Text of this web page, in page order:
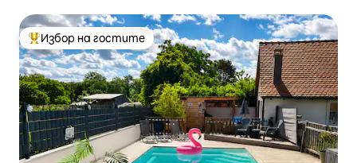
Най-популярен избор на гостите
Избор на гостите